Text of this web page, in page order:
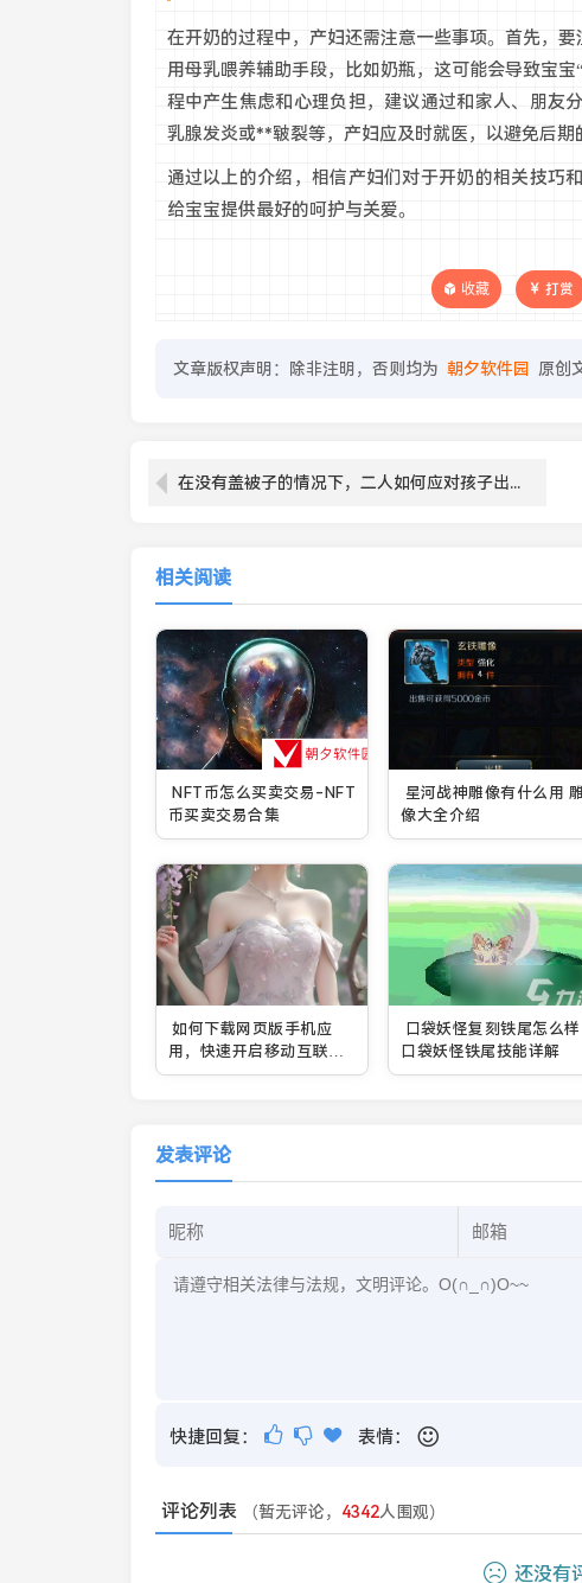
在开奶的过程中，产妇还需注意一些事项。首先，
用母乳喂养辅助手段，比如奶瓶，这可能会导致宝
程中产生焦虑和心理负担，建议通过和家人、朋友
乳腺发炎或**皲裂等，产妇应及时就医，以避免后期
通过以上的介绍，相信产妇们对于开奶的相关技巧
给宝宝提供最好的呵护与关爱。
收藏 打赏
文章版权声明：除非注明，否则均为 朝夕软件园 原创
在没有盖被子的情况下，二人如何应对孩子出生时的温度与环境挑战？
相关阅读
NFT币怎么买卖交易-NFT
币买卖交易合集
星河战神雕像有什么用 雕
像大全介绍
如何下载网页版手机应
用，快速开启移动互联网
新体验
口袋妖怪复刻铁尾怎么样
口袋妖怪铁尾技能详解
发表评论
快捷回复： 表情：
评论列表 （暂无评论， 4342人围观）
还没有